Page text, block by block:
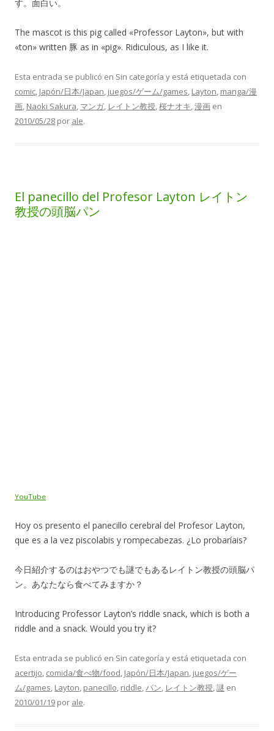
す。面白い。
The mascot is this pig called «Professor Layton», but with
«ton» written 豚 as in «pig». Ridiculous, as I like it.
Esta entrada se publicó en Sin categoría y está etiquetada con
comic, Japón/日本/Japan, juegos/ゲーム/games, Layton, manga/漫
画, Naoki Sakura, マンガ, レイトン教授,桜ナオキ,漫画 en
2010/05/28 por ale.
El panecillo del Profesor Layton レイトン
教授の頭脳パン
YouTube
Hoy os presento el panecillo cerebral del Profesor Layton,
que es a la vez piscolabis y rompecabezas. ¿Lo probaríais?
今日紹介するのはおやつでも謎でもあるレイトン教授の頭脳パ
ン。あなたなら食べてみますか？
Introducing Professor Layton’s riddle snack, which is both a
riddle and a snack. Would you try it?
Esta entrada se publicó en Sin categoría y está etiquetada con
acertijo, comida/食べ物/food, Japón/日本/Japan, juegos/ゲー
ム/games, Layton, panecillo, riddle,パン, レイトン教授,謎 en
2010/01/19 por ale.